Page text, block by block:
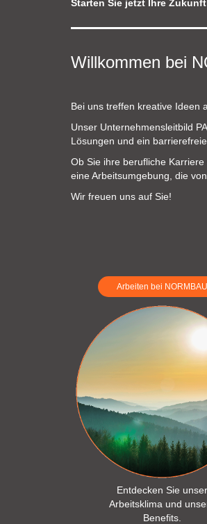
Entdecken Sie
Kontakt
BIM- und
Stellenangebote
Entdecken Sie
Starten Sie jetzt Ihre
Willkommen bei
Bei uns treffen kreative Ideen
Unser Unternehmensleitbild
Lösungen und ein
Ob Sie ihre berufliche
eine Arbeitsumgebung, die
Wir freuen uns auf Sie!
Arbeiten bei NORMBAU
Entdecken Sie unser
Arbeitsklima und
Benefits.